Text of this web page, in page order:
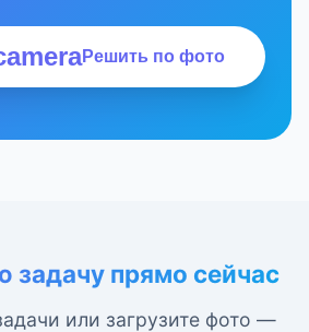
Решить по фото
задачу прямо сейчас
или загрузите фото —